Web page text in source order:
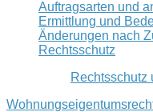
Auftragsarten und
Ermittlung und
Änderungen nach
Rechtsschutz
Rechtsschutz